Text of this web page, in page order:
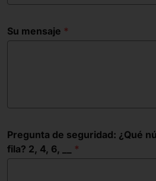
Su mensaje
Pregunta de seguridad: ¿Qué
fila? 2, 4, 6, __